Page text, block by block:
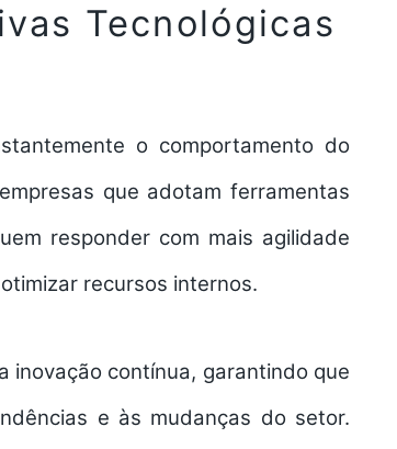
Tecnológicas
o comportamento do
que adotam ferramentas
responder com mais agilidade
recursos internos.
inovação contínua, garantindo que
e às mudanças do setor.